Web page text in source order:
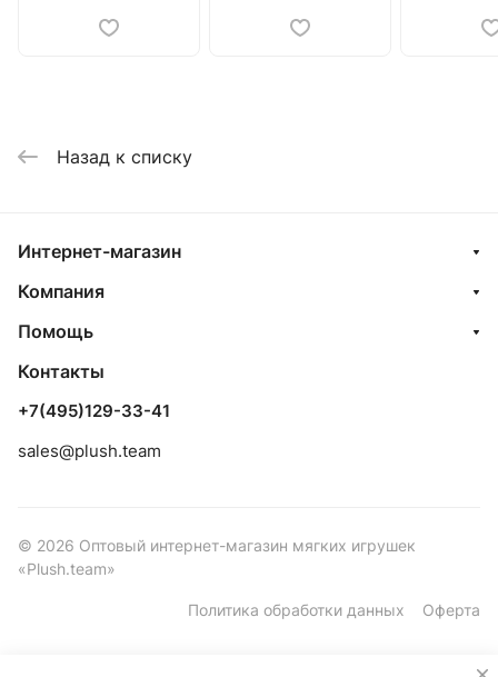
Назад к списку
Интернет-магазин
Компания
Помощь
Контакты
+7(495)129-33-41
sales@plush.team
© 2026 Оптовый интернет-магазин мягких игрушек
«Plush.team»
Политика обработки данных Оферта